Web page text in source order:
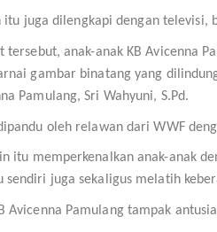
juga dilengkapi dengan televisi,
tersebut, anak-anak KB Avicenna
gambar binatang yang
Pamulang, Sri Wahyuni, S.Pd.
oleh relawan dari WWF
itu memperkenalkan anak-anak
sendiri juga sekaligus melatih
Avicenna Pamulang tampak